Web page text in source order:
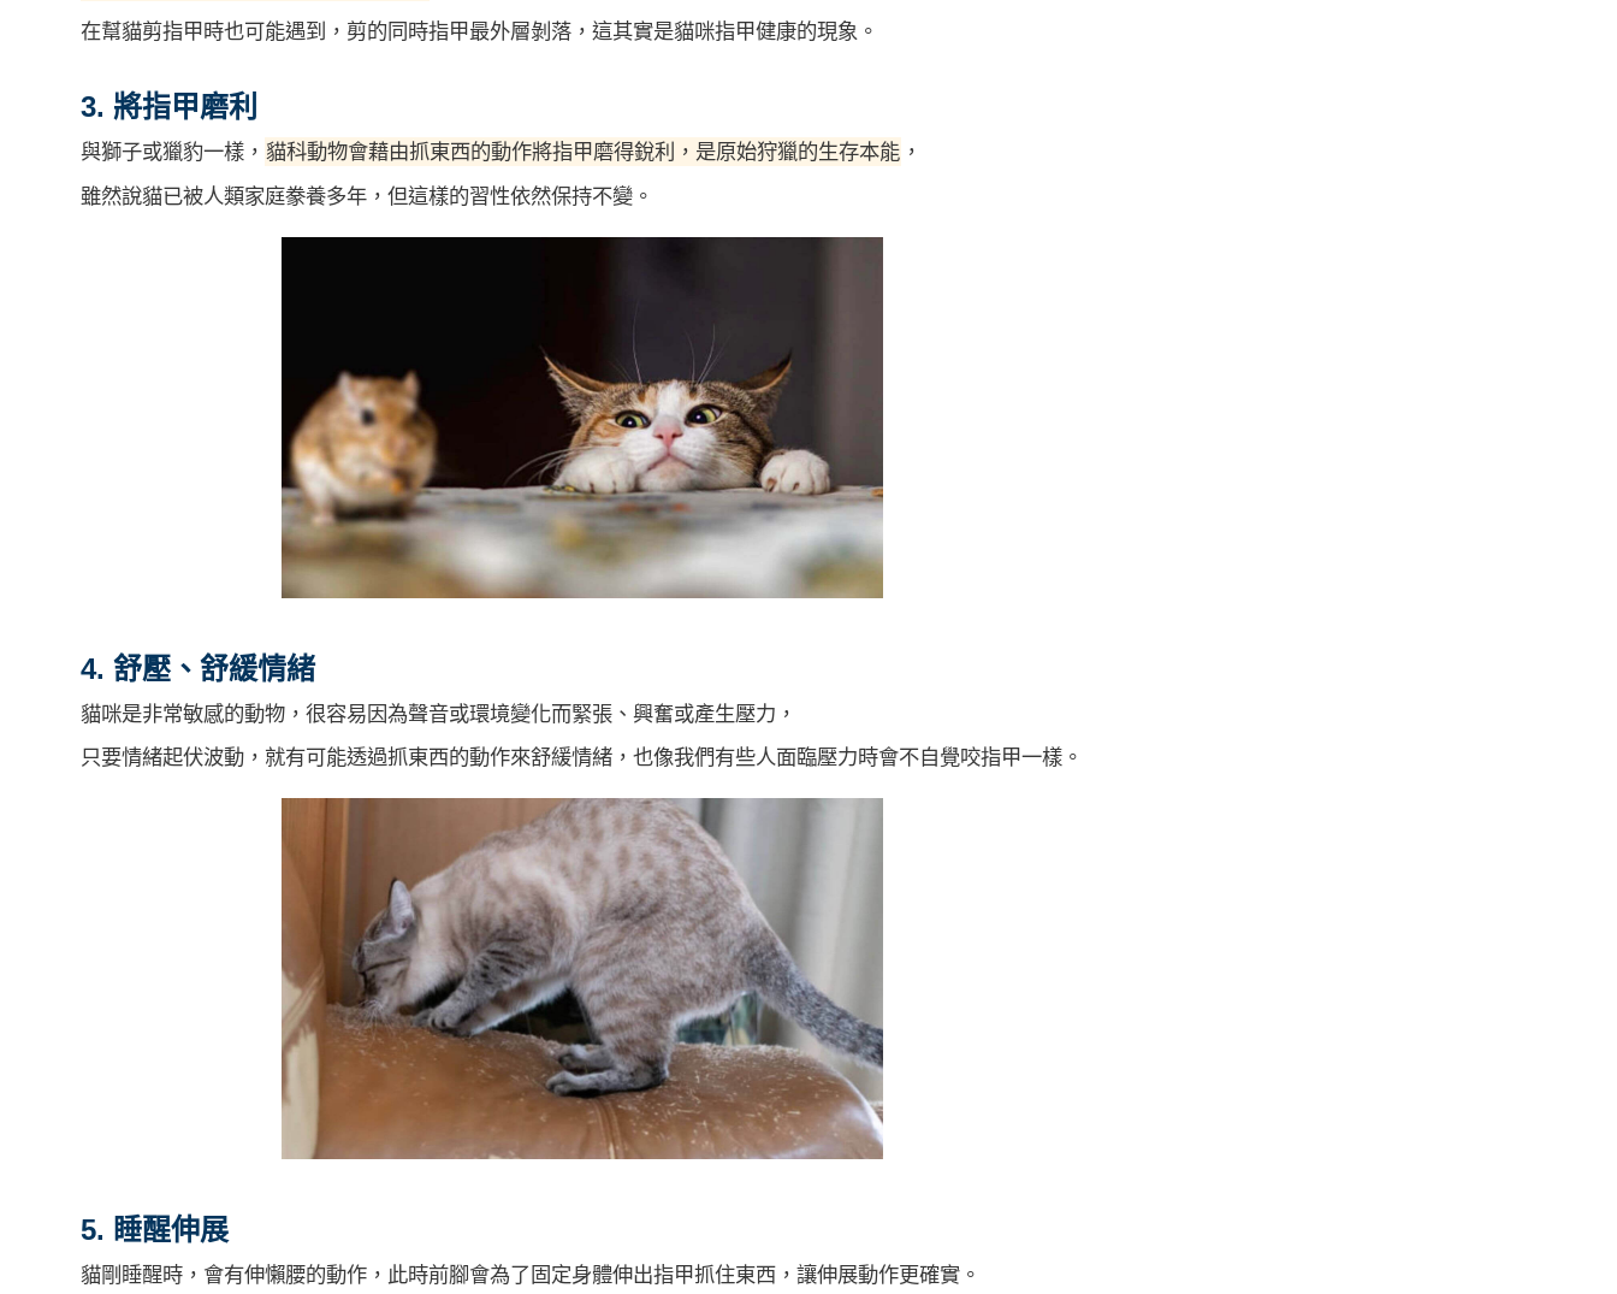
在幫貓剪指甲時也可能遇到，剪的同時指甲最外層剝落，這其實是貓咪指甲健康的現象。
3. 將指甲磨利
與獅子或獵豹一樣， 貓科動物會藉由抓東西的動作將指甲磨得銳利，是原始狩獵的生存本能 ，
雖然說貓已被人類家庭豢養多年，但這樣的習性依然保持不變。
4. 舒壓、舒緩情緒
貓咪是非常敏感的動物，很容易因為聲音或環境變化而緊張、興奮或產生壓力，
只要情緒起伏波動，就有可能透過抓東西的動作來舒緩情緒，也像我們有些人面臨壓力時會不自覺咬指甲一樣。
5. 睡醒伸展
貓剛睡醒時，會有伸懶腰的動作，此時前腳會為了固定身體伸出指甲抓住東西，讓伸展動作更確實。